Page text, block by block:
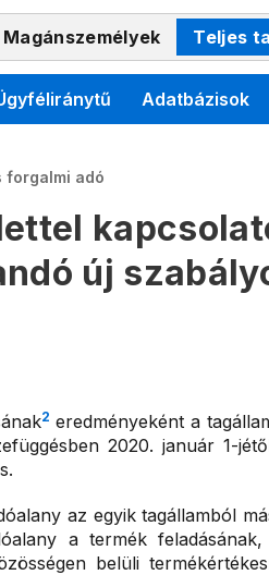
Magánszemélyek Teljes
Adatbázisok
forgalmi adó
új
2 eredményeként a
2020. január 1-
az egyik tagállamból
a termék
belüli